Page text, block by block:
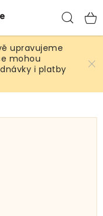
upravujeme
mohou
i platby